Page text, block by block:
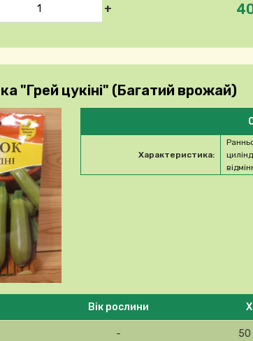
+
"Грей цукіні" (Багатий врожай)
Характеристика:
продукт
Вік рослини
- 50